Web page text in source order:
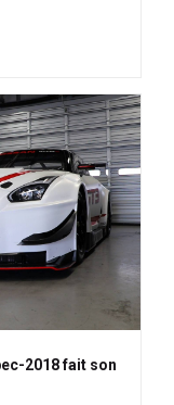
2018 fait son